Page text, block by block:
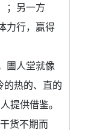
；另一方
力行，赢得
圕人堂就像
的热的、直的
提供借鉴。
货不期而